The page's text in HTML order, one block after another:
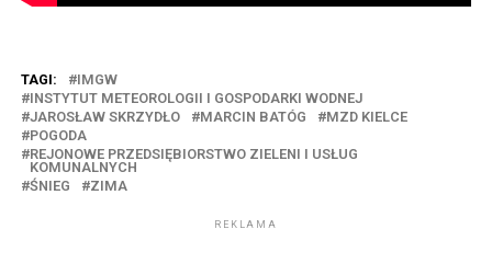
TAGI:
IMGW
INSTYTUT METEOROLOGII I GOSPODARKI WODNEJ
JAROSŁAW SKRZYDŁO
MARCIN BATÓG
MZD KIELCE
POGODA
REJONOWE PRZEDSIĘBIORSTWO ZIELENI I USŁUG
KOMUNALNYCH
ŚNIEG
ZIMA
REKLAMA